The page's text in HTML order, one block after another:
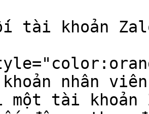
tài khoản
nhân
một tài